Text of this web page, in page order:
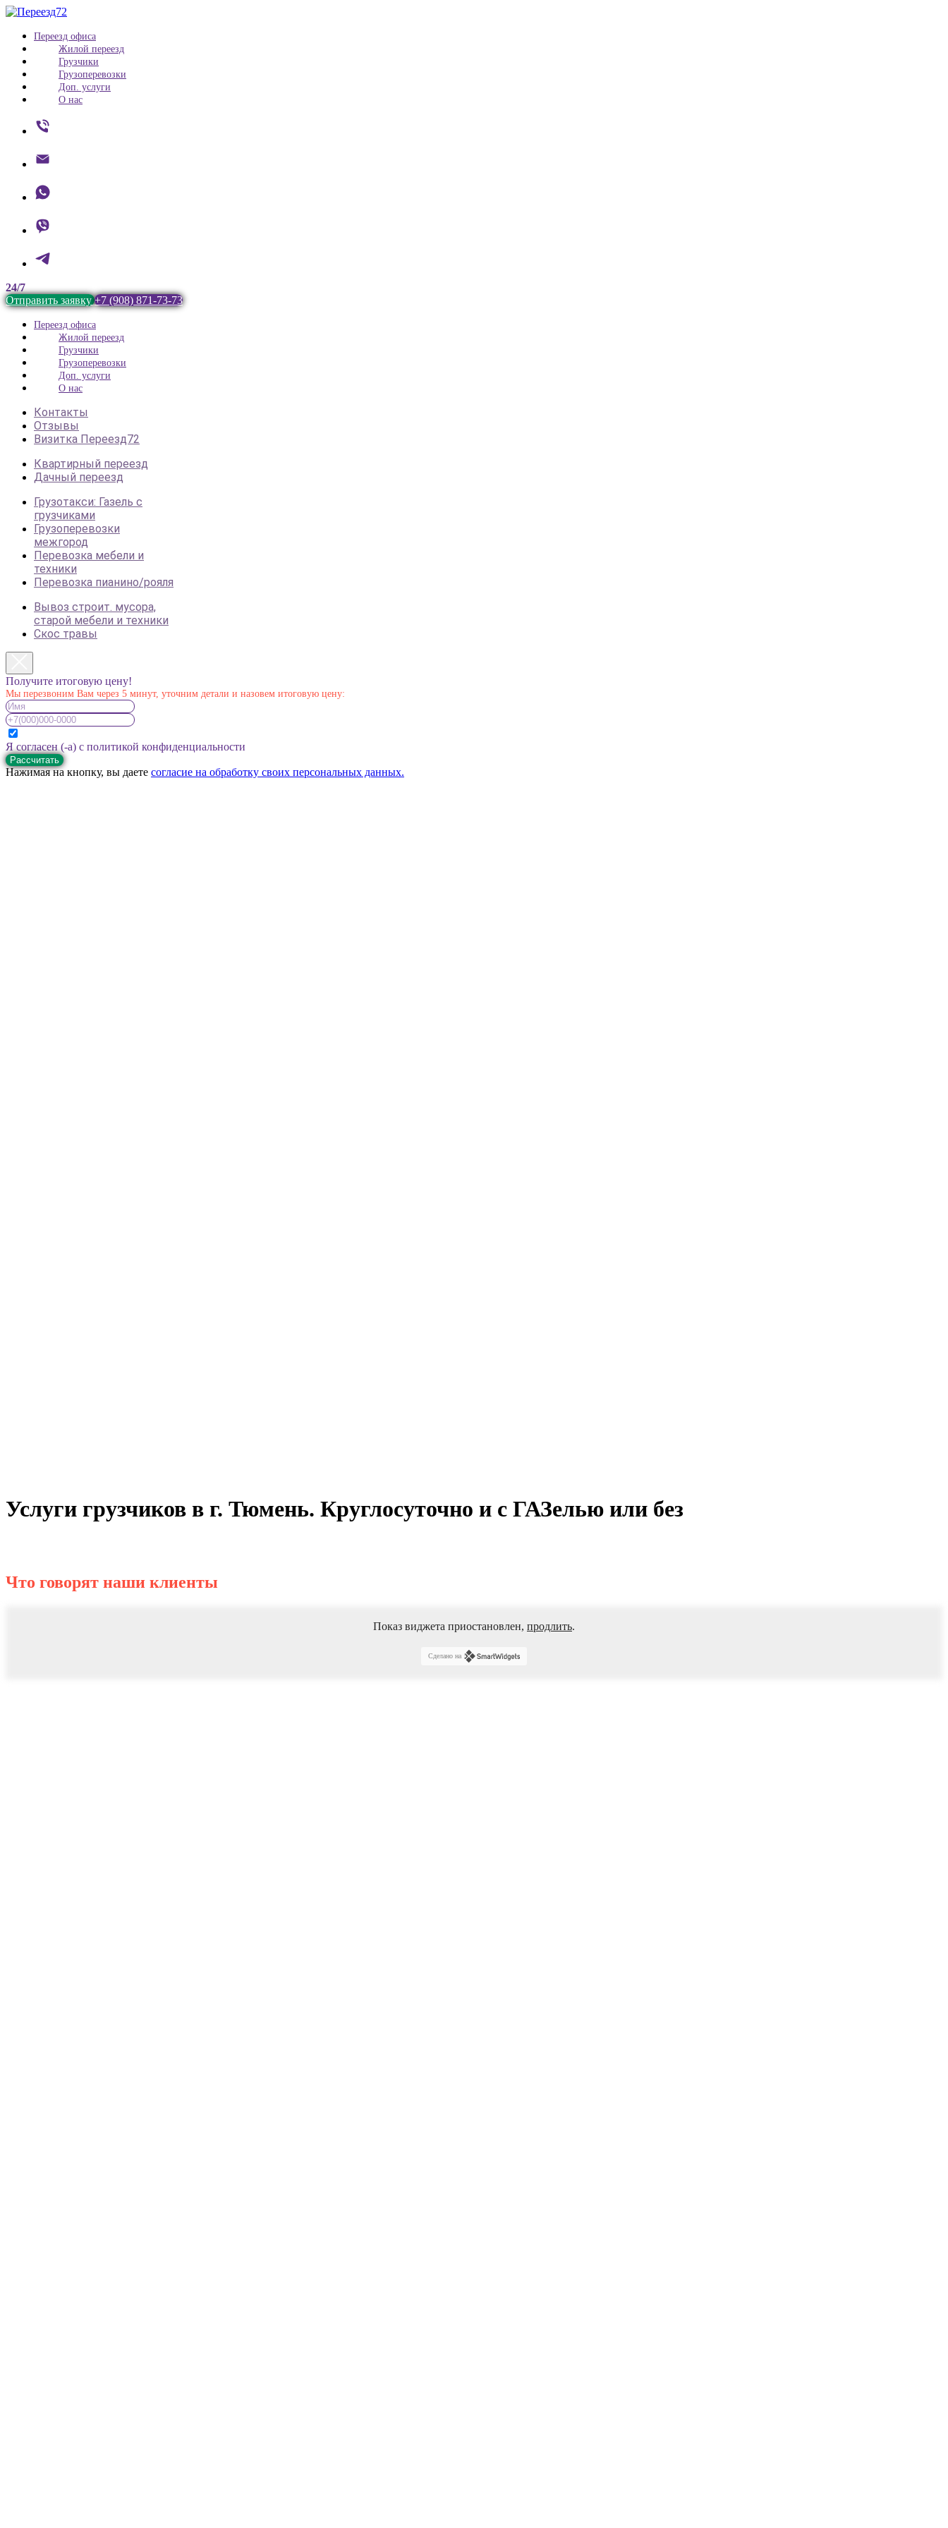
Переезд офиса
Жилой переезд
Грузчики
Грузоперевозки
Доп. услуги
О нас
24/7
Отправить заявку +7 (908) 871-73-73
Переезд офиса
Жилой переезд
Грузчики
Грузоперевозки
Доп. услуги
О нас
Контакты
Отзывы
Визитка Переезд72
Квартирный переезд
Дачный переезд
Грузотакси: Газель с
грузчиками
Грузоперевозки
межгород
Перевозка мебели и
техники
Перевозка пианино/рояля
Вывоз строит. мусора,
старой мебели и техники
Скос травы
Получите итоговую цену!
Мы перезвоним Вам через 5 минут, уточним детали и назовем итоговую цену:
Я согласен (-а) с политикой конфиденциальности
Рассчитать
Нажимая на кнопку, вы даете согласие на обработку своих персональных данных.
Услуги грузчиков в г. Тюмень. Круглосуточно и с ГАЗелью или без
Что говорят наши клиенты
Показ виджета приостановлен, продлить.
Сделано на